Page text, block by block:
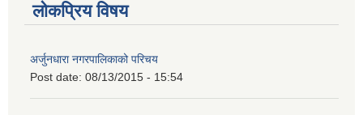
लोकप्रिय विषय
अर्जुनधारा नगरपालिकाको परिचय
Post date: 08/13/2015 - 15:54